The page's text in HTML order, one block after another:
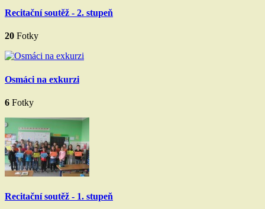
Recitační soutěž - 2. stupeň
20 Fotky
Osmáci na exkurzi
6 Fotky
Recitační soutěž - 1. stupeň